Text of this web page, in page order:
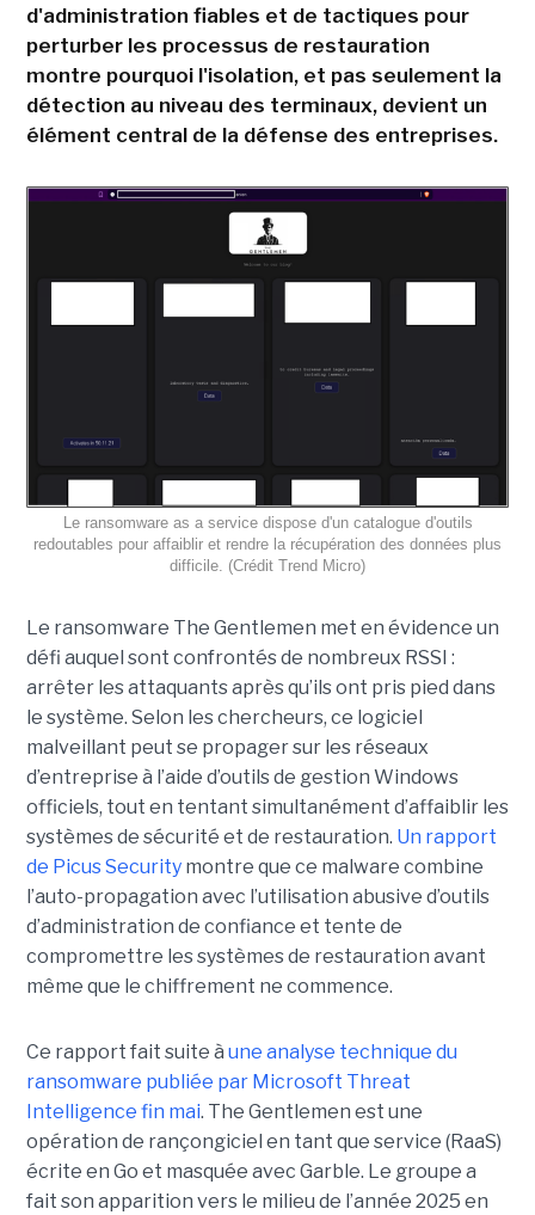
d'administration fiables et de tactiques pour
perturber les processus de restauration
montre pourquoi l'isolation, et pas seulement la
détection au niveau des terminaux, devient un
élément central de la défense des entreprises.
Le ransomware as a service dispose d'un catalogue d'outils
redoutables pour affaiblir et rendre la récupération des données plus
difficile. (Crédit Trend Micro)
Le ransomware The Gentlemen met en évidence un
défi auquel sont confrontés de nombreux RSSI :
arrêter les attaquants après qu’ils ont pris pied dans
le système. Selon les chercheurs, ce logiciel
malveillant peut se propager sur les réseaux
d’entreprise à l’aide d’outils de gestion Windows
officiels, tout en tentant simultanément d’affaiblir les
systèmes de sécurité et de restauration. Un rapport
de Picus Securitymontre que ce malware combine
l’auto-propagation avec l’utilisation abusive d’outils
d’administration de confiance et tente de
compromettre les systèmes de restauration avant
même que le chiffrement ne commence.
Ce rapport fait suite à une analyse technique du
ransomware publiée par Microsoft Threat
Intelligence fin mai. The Gentlemen est une
opération de rançongiciel en tant que service (RaaS)
écrite en Go et masquée avec Garble. Le groupe a
fait son apparition vers le milieu de l’année 2025 en